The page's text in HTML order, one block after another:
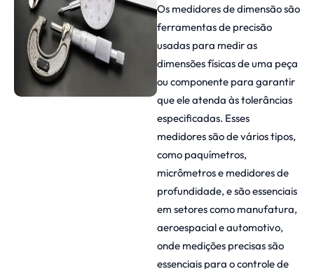
Os medidores de dimensão são
ferramentas de precisão
usadas para medir as
dimensões físicas de uma peça
ou componente para garantir
que ele atenda às tolerâncias
especificadas. Esses
medidores são de vários tipos,
como paquímetros,
micrômetros e medidores de
profundidade, e são essenciais
em setores como manufatura,
aeroespacial e automotivo,
onde medições precisas são
essenciais para o controle de